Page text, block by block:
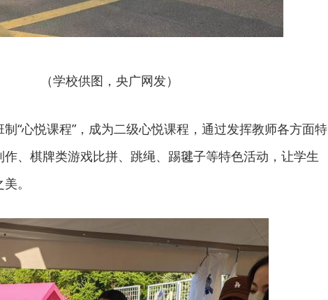
（学校供图，央广网发）
“心悦课程”，成为二级心悦课程，通过发挥教师各方面特
、棋牌类游戏比拼、跳绳、踢毽子等特色活动，让学生
。